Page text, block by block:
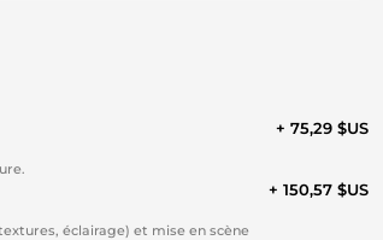
+ 75,29 $US
éclairage) et mise en scène
+ 150,57 $US